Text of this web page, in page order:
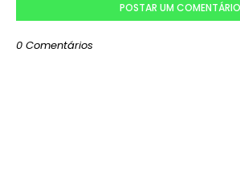
POSTAR UM COMENTÁRIO
0 Comentários